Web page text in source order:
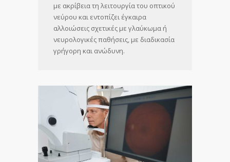
με ακρίβεια τη λειτουργία του οπτικού
νεύρου και εντοπίζει έγκαιρα
αλλοιώσεις σχετικές με γλαύκωμα ή
νευρολογικές παθήσεις, με διαδικασία
γρήγορη και ανώδυνη.